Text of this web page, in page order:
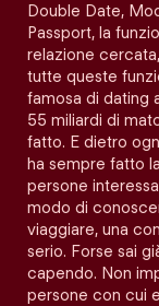
Double Date,
Passport, la
relazione
tutte queste
famosa di dating
55 miliardi di
fatto. E dietro
ha sempre fatto
persone
modo di
viaggiare, una
serio. Forse sai
capendo. Non
persone con cui